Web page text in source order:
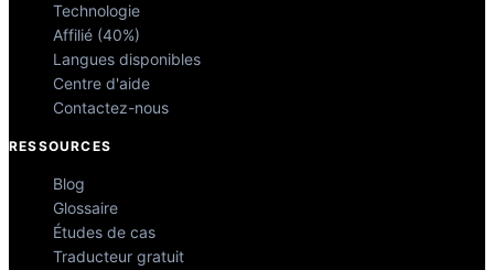
Technologie
Affilié (40%)
Langues disponibles
Centre d'aide
Contactez-nous
RESSOURCES
Blog
Glossaire
Études de cas
Traducteur gratuit